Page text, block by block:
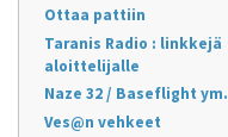
Ottaa pattiin
Taranis Radio : linkkejä
aloittelijalle
Naze 32 / Baseflight ym.
Ves@n vehkeet